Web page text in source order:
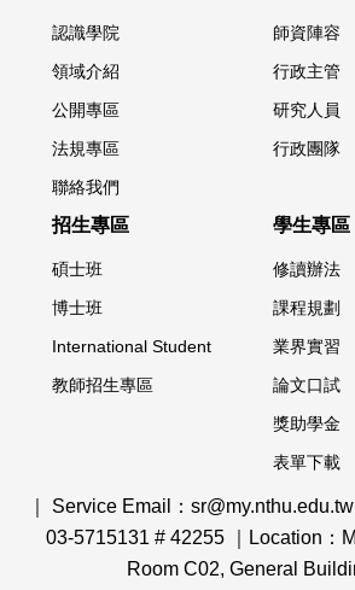
認識學院
領域介紹
公開專區
法規專區
聯絡我們
師資陣容
行政主管
研究人員
行政團隊
招生專區
碩士班
博士班
International Student
教師招生專區
學生專區
修讀辦法
課程規劃
業界實習
論文口試
獎助學金
表單下載
｜ Service Email：
03-5715131 # 42255 ｜Location：
Room C02, General